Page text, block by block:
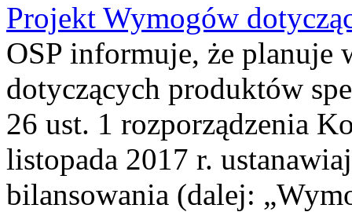
Projekt Wymogów
OSP informuje, że planuje
dotyczących produktów
26 ust. 1 rozporządzenia
listopada 2017 r.
bilansowania (dalej: